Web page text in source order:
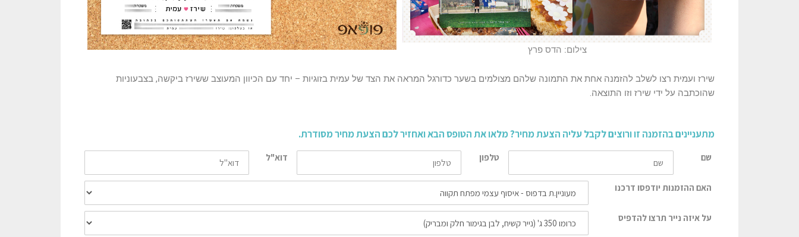
צילום: הדס פרץ
שירז ועמית רצו לשלב להזמנה אחת את התמונה שלהם מצולמים בשער כדורגל המראה את הצד של עמית בזוגיות – יחד עם הכיוון המעוצב ששירז ביקשה, בצבעוניות
שהוכתבה על ידי שירז וזו התוצאה.
מתעניינים בהזמנה זו ורוצים לקבל עליה הצעת מחיר? מלאו את הטופס הבא ואחזיר לכם הצעת מחיר מסודרת.
שם טלפון דוא"ל
האם ההזמנות יודפסו דרכנו
על איזה נייר תרצו להדפיס